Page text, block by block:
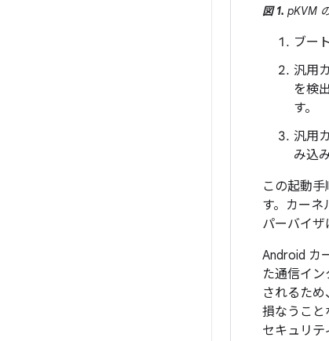
図 1. pKVM
ブー
汎用
を検
す。
汎用
み込
この起動
す。カー
パーバイザ
Android カ
た通信イ
されるた
損なうこと
セキュリ